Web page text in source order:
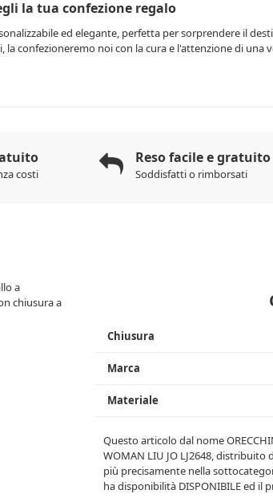
la tua confezione regalo
ed elegante, perfetta per sorprendere il
la confezioneremo noi con la cura e l'attenzione di una
costi
Reso facile e gratuito
Soddisfatti o rimborsati
a
chiusura a
Chiusura
Marca
Materiale
Questo articolo dal nome
WOMAN LIU JO LJ2648 , distribuito
più precisamente nella
ha disponibilità DISPONIBILEed il